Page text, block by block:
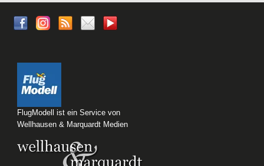
FlugModell ist ein Service von
Wellhausen & Marquardt Medien